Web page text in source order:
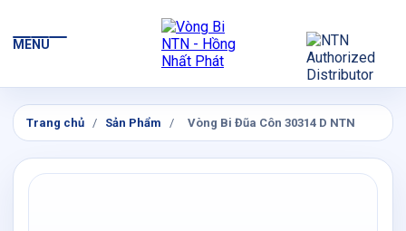
MENU
Trang chủ / Sản Phẩm / Vòng Bi Đũa Côn 30314 D NTN